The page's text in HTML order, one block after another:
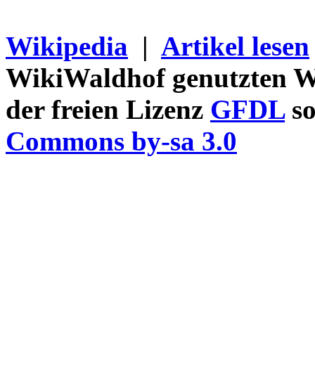
Wikipedia | Artikel lesen
WikiWaldhof genutzten
der freien Lizenz GFDL
Commons by-sa 3.0